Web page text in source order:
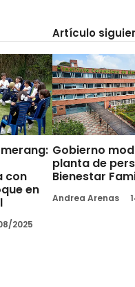
con
en
2025
Artículo
Gobierno
planta de
Bienestar
Andrea Arenas